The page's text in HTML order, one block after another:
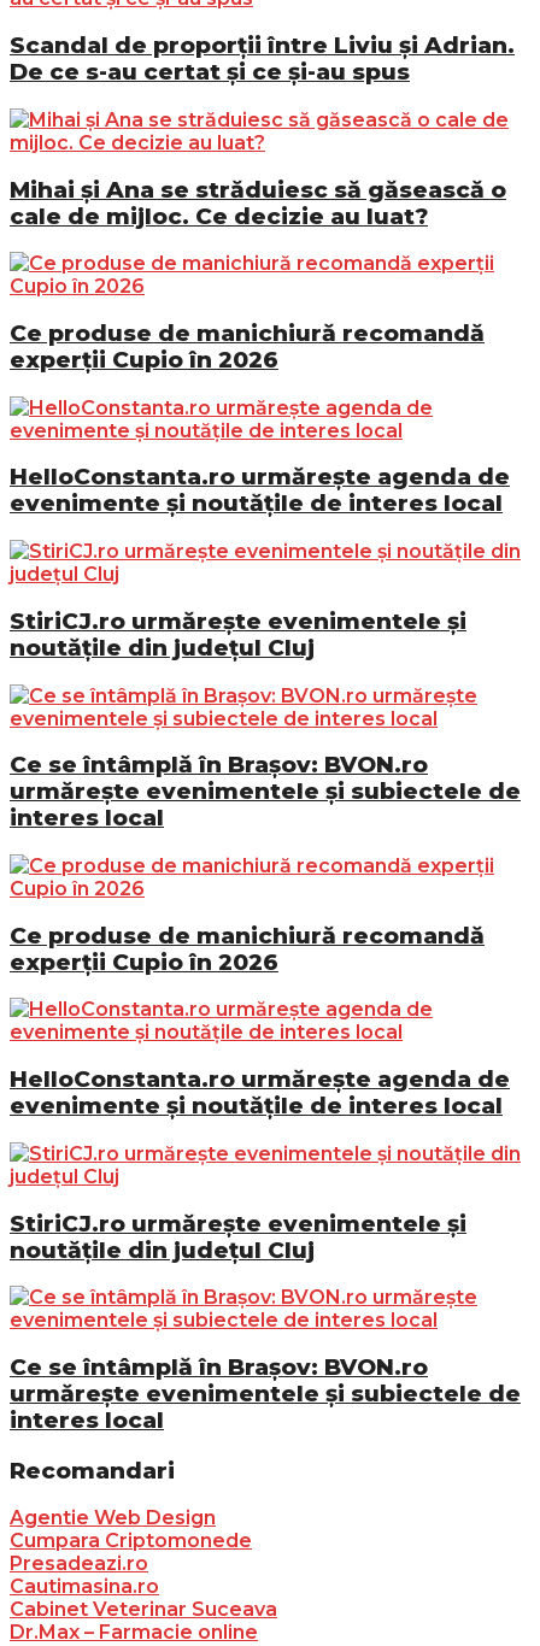
Scandal de proporții între Liviu și Adrian.
De ce s-au certat și ce și-au spus
Mihai și Ana se străduiesc să găsească o
cale de mijloc. Ce decizie au luat?
Ce produse de manichiură recomandă
experții Cupio în 2026
HelloConstanta.ro urmărește agenda de
evenimente și noutățile de interes local
StiriCJ.ro urmărește evenimentele și
noutățile din județul Cluj
Ce se întâmplă în Brașov: BVON.ro
urmărește evenimentele și subiectele de
interes local
Ce produse de manichiură recomandă
experții Cupio în 2026
HelloConstanta.ro urmărește agenda de
evenimente și noutățile de interes local
StiriCJ.ro urmărește evenimentele și
noutățile din județul Cluj
Ce se întâmplă în Brașov: BVON.ro
urmărește evenimentele și subiectele de
interes local
Recomandari
Agentie Web Design
Cumpara Criptomonede
Presadeazi.ro
Cautimasina.ro
Cabinet Veterinar Suceava
Dr.Max – Farmacie online